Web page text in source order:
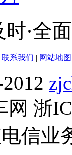
时·全
联系我们 | 网站地图
网 浙
信业